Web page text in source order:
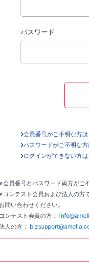
パスワード
会員番号がご不明な方は
パスワードがご不明な方
ログインができない方は
会員番号とパスワード両方がご
コンテスト会員および法人の方
お問い合わせください。
コンテスト会員の方：
人の方：